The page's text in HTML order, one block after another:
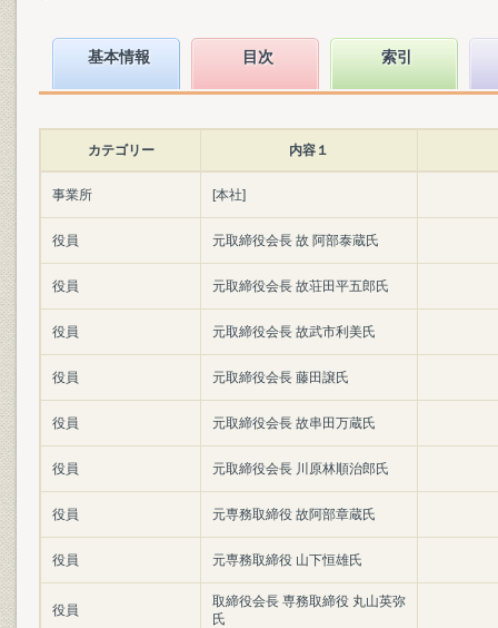
基本情報 目次 索引
カテゴリー 内容１
事業所 [本社]
役員 元取締役会長 故 阿部泰蔵氏
役員 元取締役会長 故荘田平五郎氏
役員 元取締役会長 故武市利美氏
役員 元取締役会長 藤田譲氏
役員 元取締役会長 故串田万蔵氏
役員 元取締役会長 川原林順治郎氏
役員 元専務取締役 故阿部章蔵氏
役員 元専務取締役 山下恒雄氏
役員
取締役会長 専務取締役 丸山英弥
氏